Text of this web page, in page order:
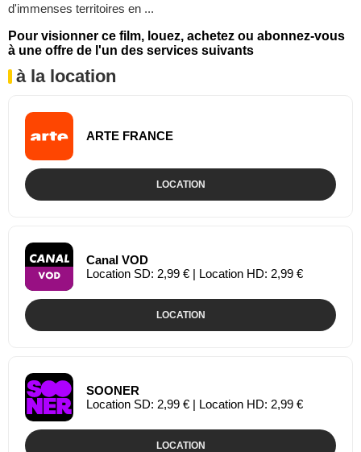
d'immenses territoires en ...
Pour visionner ce film, louez, achetez ou abonnez-vous
à une offre de l'un des services suivants
à la location
ARTE FRANCE
LOCATION
Canal VOD
Location SD: 2,99 € | Location HD: 2,99 €
LOCATION
SOONER
Location SD: 2,99 € | Location HD: 2,99 €
LOCATION